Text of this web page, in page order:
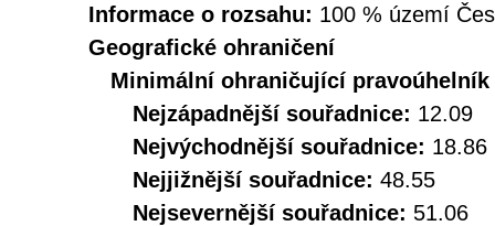
Informace o rozsahu: 100 % území
Geografické ohraničení
Minimální ohraničující pravoúhelník
Nejzápadnější souřadnice: 12.09
Nejvýchodnější souřadnice: 18.86
Nejjižnější souřadnice: 48.55
Nejsevernější souřadnice: 51.06